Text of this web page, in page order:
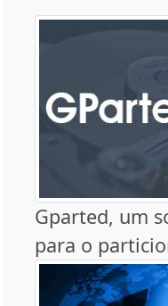
Gparted, um
para o